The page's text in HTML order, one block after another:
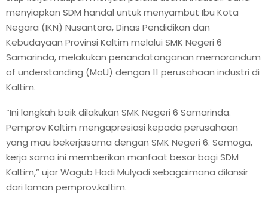
menyiapkan SDM handal untuk menyambut Ibu Kota
Negara (IKN) Nusantara, Dinas Pendidikan dan
Kebudayaan Provinsi Kaltim melalui SMK Negeri 6
Samarinda, melakukan penandatanganan memorandum
of understanding (MoU) dengan 11 perusahaan industri di
Kaltim.
“Ini langkah baik dilakukan SMK Negeri 6 Samarinda.
Pemprov Kaltim mengapresiasi kepada perusahaan
yang mau bekerjasama dengan SMK Negeri 6. Semoga,
kerja sama ini memberikan manfaat besar bagi SDM
Kaltim,” ujar Wagub Hadi Mulyadi sebagaimana dilansir
dari laman pemprov.kaltim.